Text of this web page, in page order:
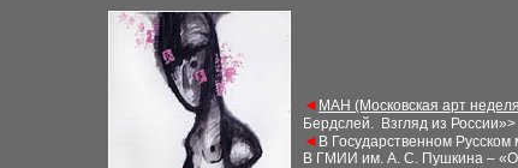
◄ МАН (Московская арт
Бердслей. Взгляд из России»>
◄ В Государственном
В ГМИИ им. А. С. Пушкина –